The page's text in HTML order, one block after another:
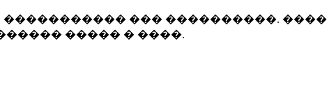
��� ����������.
����� � ����.